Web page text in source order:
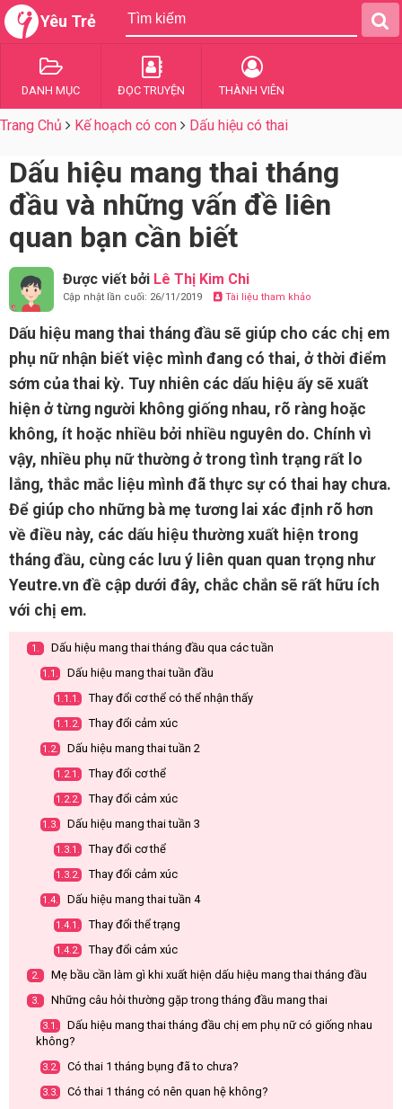
Yêu Trẻ
DANH MỤC ĐỌC TRUYỆN THÀNH VIÊN
Trang Chủ Kế hoạch có con Dấu hiệu có thai
Dấu hiệu mang thai tháng
đầu và những vấn đề liên
quan bạn cần biết
Được viết bởi Lê Thị Kim Chi
Cập nhật lần cuối: 26/11/2019 Tài liệu tham khảo
Dấu hiệu mang thai tháng đầu sẽ giúp cho các chị em
phụ nữ nhận biết việc mình đang có thai, ở thời điểm
sớm của thai kỳ. Tuy nhiên các dấu hiệu ấy sẽ xuất
hiện ở từng người không giống nhau, rõ ràng hoặc
không, ít hoặc nhiều bởi nhiều nguyên do. Chính vì
vậy, nhiều phụ nữ thường ở trong tình trạng rất lo
lắng, thắc mắc liệu mình đã thực sự có thai hay chưa.
Để giúp cho những bà mẹ tương lai xác định rõ hơn
về điều này, các dấu hiệu thường xuất hiện trong
tháng đầu, cùng các lưu ý liên quan quan trọng như
Yeutre.vn đề cập dưới đây, chắc chắn sẽ rất hữu ích
với chị em.
1. Dấu hiệu mang thai tháng đầu qua các tuần
1.1. Dấu hiệu mang thai tuần đầu
1.1.1. Thay đổi cơ thể có thể nhận thấy
1.1.2. Thay đổi cảm xúc
1.2. Dấu hiệu mang thai tuần 2
1.2.1. Thay đổi cơ thể
1.2.2. Thay đổi cảm xúc
1.3. Dấu hiệu mang thai tuần 3
1.3.1. Thay đổi cơ thể
1.3.2. Thay đổi cảm xúc
1.4. Dấu hiệu mang thai tuần 4
1.4.1. Thay đổi thể trạng
1.4.2. Thay đổi cảm xúc
2. Mẹ bầu cần làm gì khi xuất hiện dấu hiệu mang thai tháng đầu
3. Những câu hỏi thường gặp trong tháng đầu mang thai
3.1.
Dấu hiệu mang thai tháng đầu chị em phụ nữ có giống nhau
không?
3.2. Có thai 1 tháng bụng đã to chưa?
3.3. Có thai 1 tháng có nên quan hệ không?